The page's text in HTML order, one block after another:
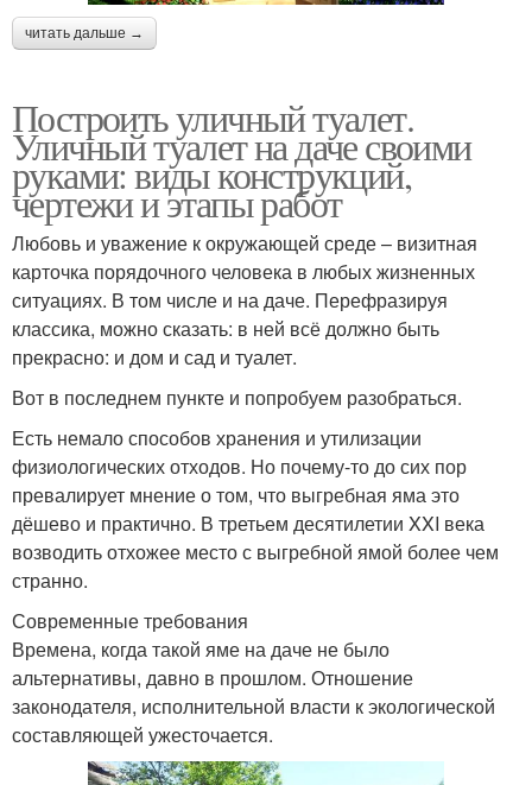
читать дальше →
Построить уличный туалет.
Уличный туалет на даче своими
руками: виды конструкций,
чертежи и этапы работ
Любовь и уважение к окружающей среде – визитная
карточка порядочного человека в любых жизненных
ситуациях. В том числе и на даче. Перефразируя
классика, можно сказать: в ней всё должно быть
прекрасно: и дом и сад и туалет.
Вот в последнем пункте и попробуем разобраться.
Есть немало способов хранения и утилизации
физиологических отходов. Но почему-то до сих пор
превалирует мнение о том, что выгребная яма это
дёшево и практично. В третьем десятилетии XXI века
возводить отхожее место с выгребной ямой более чем
странно.
Современные требования
Времена, когда такой яме на даче не было
альтернативы, давно в прошлом. Отношение
законодателя, исполнительной власти к экологической
составляющей ужесточается.